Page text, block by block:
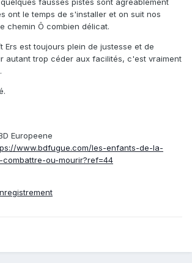
fausses pistes sont agréablement
ont le temps de s'installer et on suit nos
chemin Ô combien délicat.
Ers est toujours plein de justesse et de
autant trop céder aux facilités, c'est vraiment
Europeene
www.bdfugue.com/les-enfants-de-la-
ou-mourir?ref=44